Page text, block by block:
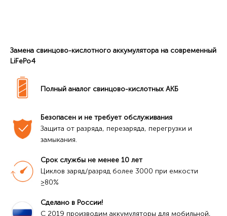
Замена свинцово-кислотного аккумулятора на современный
LiFePo4
Полный аналог свинцово-кислотных АКБ
Безопасен и не требует обслуживания
Защита от разряда, перезаряда, перегрузки и
замыкания.
Срок службы не менее 10 лет
Циклов заряд/разряд более 3000 при емкости
≥80%
Сделано в России!
C 2019 производим аккумуляторы для мобильной,